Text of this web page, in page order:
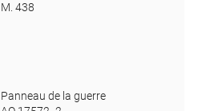
M. 438
Panneau de la guerre